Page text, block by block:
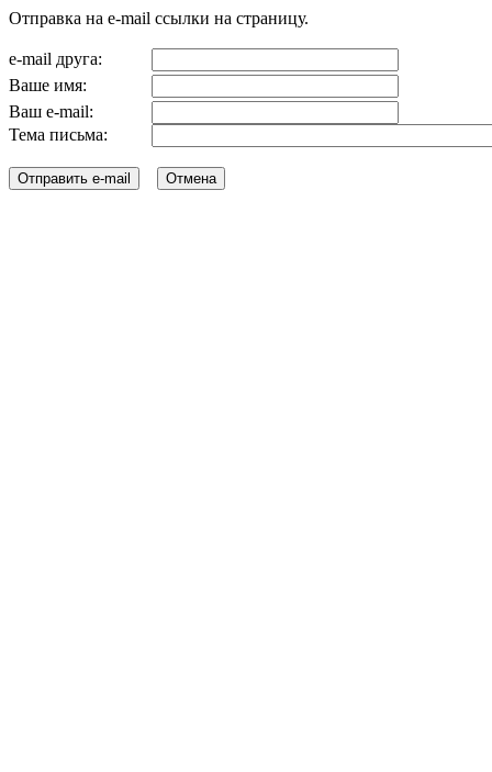
Отправка на e-mail ссылки на страницу.
e-mail друга:
Ваше имя:
Ваш e-mail:
Тема письма: